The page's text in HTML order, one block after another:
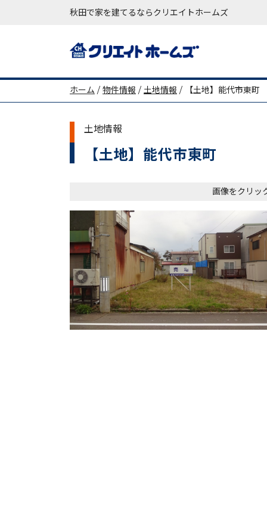
秋田で家を建てるならクリエイトホームズ
メインナビゲーション
ホーム / 物件情報 / 土地情報 / 【土地】能代市東町
土地情報
【土地】能代市東町
画像をクリッ